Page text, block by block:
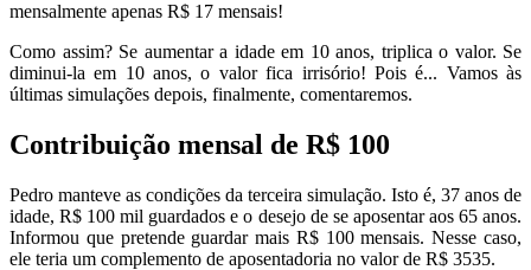
mensalmente apenas R$ 17 mensais!
Como assim? Se aumentar a idade em 10 anos, triplica o valor. Se
diminui-la em 10 anos, o valor fica irrisório! Pois é... Vamos às
últimas simulações depois, finalmente, comentaremos.
Contribuição mensal de R$ 100
Pedro manteve as condições da terceira simulação. Isto é, 37 anos de
idade, R$ 100 mil guardados e o desejo de se aposentar aos 65 anos.
Informou que pretende guardar mais R$ 100 mensais. Nesse caso,
ele teria um complemento de aposentadoria no valor de R$ 3535.